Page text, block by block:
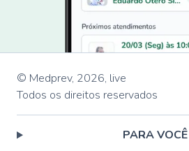
© Medprev, 2026, live
Todos os direitos reservados
PARA VOCÊ